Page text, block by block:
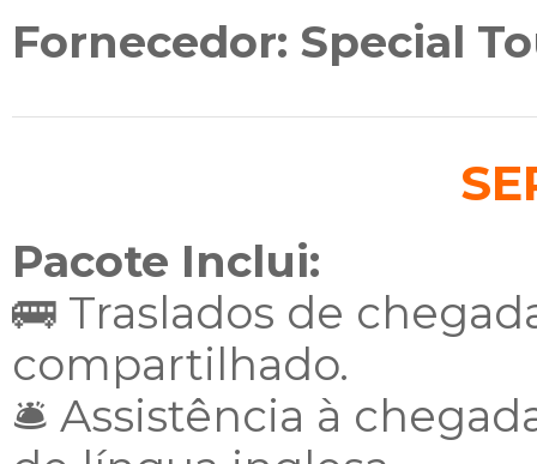
Fornecedor: Special
Pacote Inclui:
🚌 Traslados de
compartilhado.
🛎️ Assistência à